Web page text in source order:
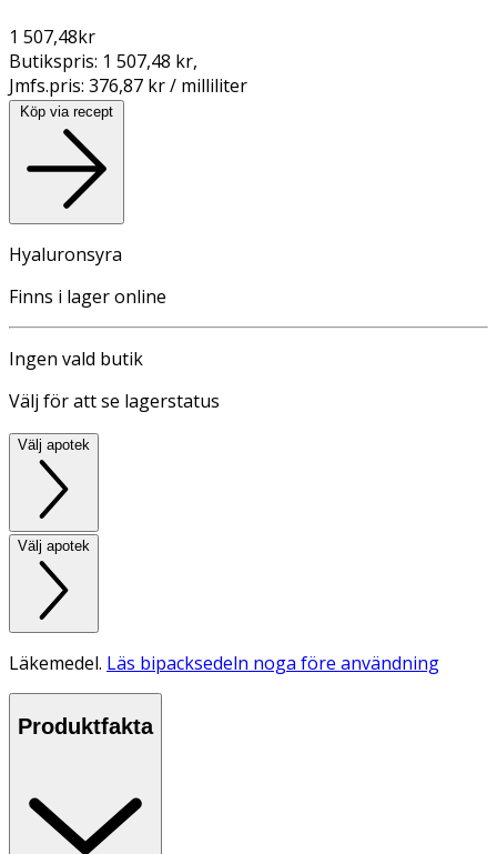
1 507,48kr
Butikspris: 1 507,48 kr,
Jmfs.pris: 376,87 kr / milliliter
Köp via recept
Hyaluronsyra
Finns i lager online
Ingen vald butik
Välj för att se lagerstatus
Välj apotek
Välj apotek
Läkemedel. Läs bipacksedeln noga före användning
Produktfakta